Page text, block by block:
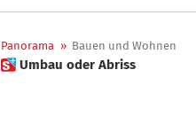
Panorama » Bauen und Wohnen
 Umbau oder Abriss